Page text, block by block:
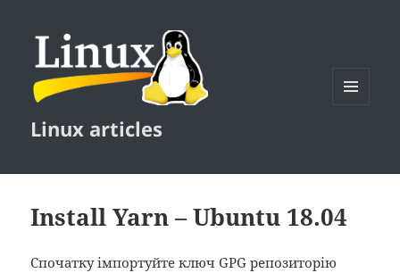
Linux articles
Install Yarn – Ubuntu 18.04
Спочатку імпортуйте ключ GPG репозиторію